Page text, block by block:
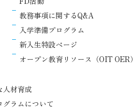
教務事項に関するQ&A
入学準備プログラム
新入生特設ページ
オープン教育リソース（OIT OER）
人材育成
グラムについて